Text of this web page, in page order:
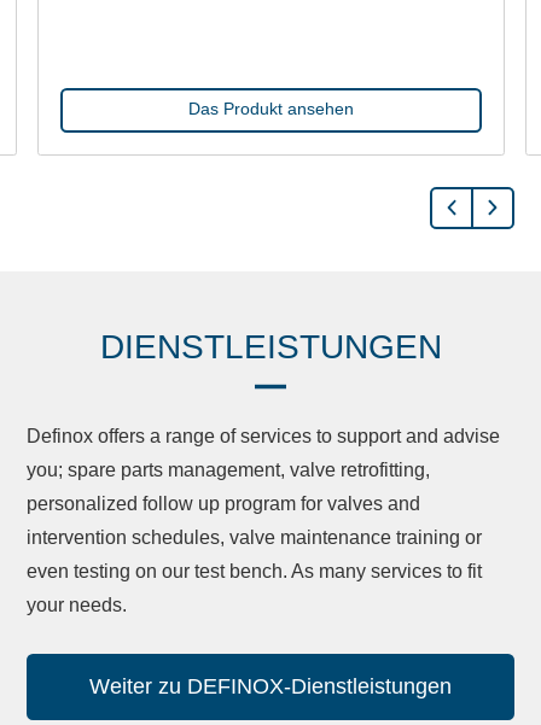
Das Produkt ansehen
DIENSTLEISTUNGEN
Definox offers a range of services to support and advise
you; spare parts management, valve retrofitting,
personalized follow up program for valves and
intervention schedules, valve maintenance training or
even testing on our test bench. As many services to fit
your needs.
Weiter zu DEFINOX-Dienstleistungen